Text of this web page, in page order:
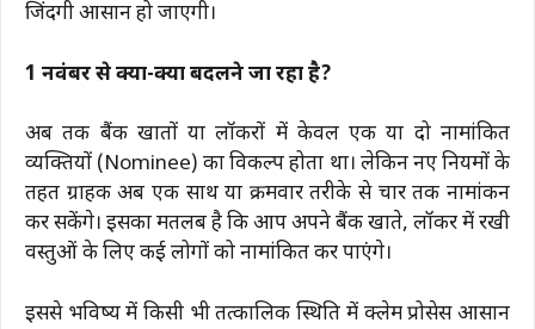
जिंदगी आसान हो जाएगी।
1 नवंबर से क्या-क्या बदलने जा रहा है?
अब तक बैंक खातों या लॉकरों में केवल एक या दो नामांकित
व्यक्तियों (Nominee) का विकल्प होता था। लेकिन नए नियमों के
तहत ग्राहक अब एक साथ या क्रमवार तरीके से चार तक नामांकन
कर सकेंगे। इसका मतलब है कि आप अपने बैंक खाते, लॉकर में रखी
वस्तुओं के लिए कई लोगों को नामांकित कर पाएंगे।
इससे भविष्य में किसी भी तत्कालिक स्थिति में क्लेम प्रोसेस आसान